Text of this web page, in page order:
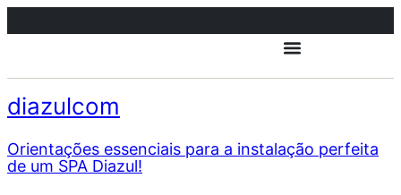
diazulcom
Orientações essenciais para a instalação perfeita
de um SPA Diazul!